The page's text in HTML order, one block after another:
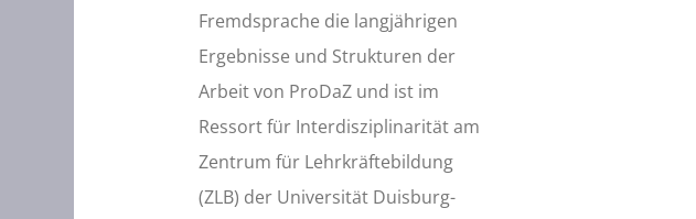
Fremdsprache die langjährigen
Ergebnisse und Strukturen der
Arbeit von ProDaZ und ist im
Ressort für Interdisziplinarität am
Zentrum für Lehrkräftebildung
(ZLB) der Universität Duisburg-